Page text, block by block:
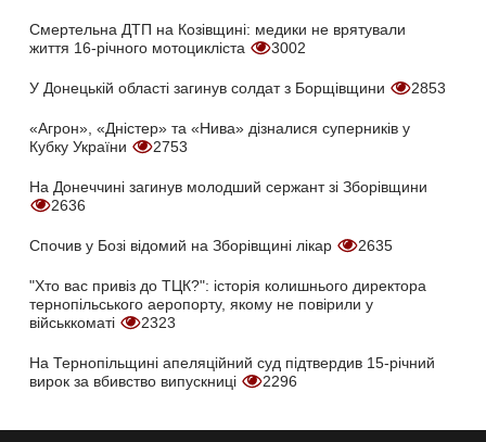
Смертельна ДТП на Козівщині: медики не врятували
життя 16-річного мотоцикліста
3002
У Донецькій області загинув солдат з Борщівщини 2853
«Агрон», «Дністер» та «Нива» дізналися суперників у
Кубку України
2753
На Донеччині загинув молодший сержант зі Зборівщини
2636
Спочив у Бозі відомий на Зборівщині лікар 2635
"Хто вас привіз до ТЦК?": історія колишнього директора
тернопільського аеропорту, якому не повірили у
військкоматі
2323
На Тернопільщині апеляційний суд підтвердив 15-річний
вирок за вбивство випускниці
2296